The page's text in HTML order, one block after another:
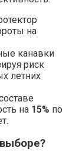
на
канавки
риск
летних
на 15% по